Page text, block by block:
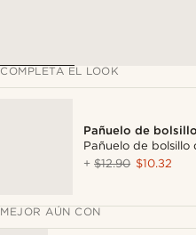
COMPLETA EL LOOK
Pañuelo de
Pañuelo de
+$12.90 $10.32
MEJOR AÚN CON